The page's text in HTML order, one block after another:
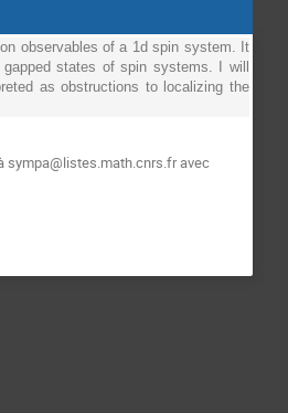
observables of a 1d spin system. It
states of spin systems. I will
as obstructions to localizing the
sympa@listes.math.cnrs.fr avec